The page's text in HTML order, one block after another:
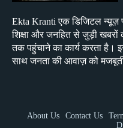
Ekta Kranti एक डिजिटल न्यूज़
शिक्षा और जनहित से जुड़ी
तक पहुंचाने का कार्य करता है।
साथ जनता की आवाज़ को
About Us Contact Us